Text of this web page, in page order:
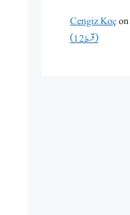
Cengiz Koçon
(قسط12)